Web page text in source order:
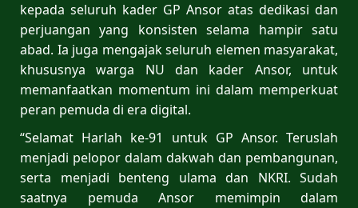
kepada seluruh kader GP Ansor atas dedikasi dan
perjuangan yang konsisten selama hampir satu
abad. Ia juga mengajak seluruh elemen masyarakat,
khususnya warga NU dan kader Ansor, untuk
memanfaatkan momentum ini dalam memperkuat
peran pemuda di era digital.
“Selamat Harlah ke-91 untuk GP Ansor. Teruslah
menjadi pelopor dalam dakwah dan pembangunan,
serta menjadi benteng ulama dan NKRI. Sudah
saatnya pemuda Ansor memimpin dalam